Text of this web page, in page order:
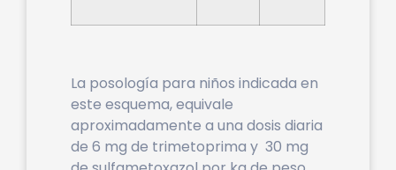
La posología para niños indicada en
este esquema, equivale
aproximadamente a una dosis diaria
de 6 mg de trimetoprima y 30 mg